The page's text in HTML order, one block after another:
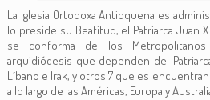
La Iglesia Ortodoxa Antioquena es
lo preside su Beatitud, el Patriarca Juan
se conforma de los
arquidiócesis que dependen del
Líbano e Irak, y otros 7 que es
a lo largo de las Américas, Europa y